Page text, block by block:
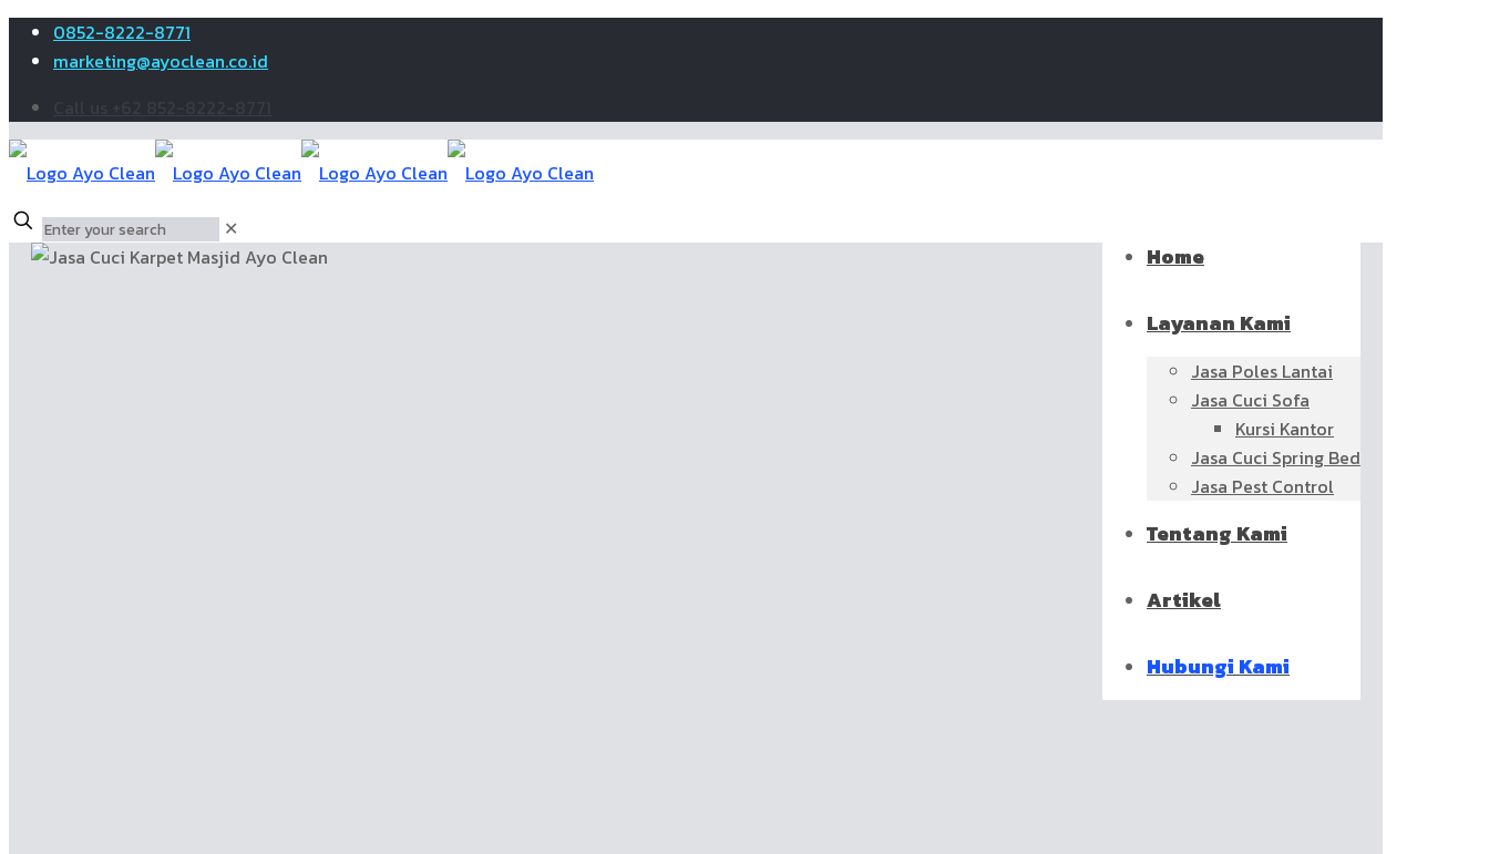
0852-8222-8771
marketing@ayoclean.co.id
Home
Layanan Kami
Jasa Poles Lantai
Jasa Cuci Sofa
Kursi Kantor
Jasa Cuci Spring Bed
Jasa Pest Control
Tentang Kami
Artikel
Hubungi Kami
✕